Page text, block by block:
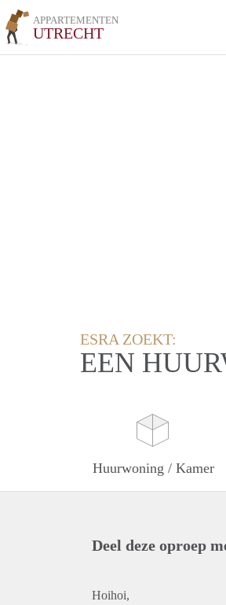
APPARTEMENTEN
UTRECHT
ESRA ZOEKT:
EEN
Huurwoning / Kamer
Deel deze oproep
Hoihoi,